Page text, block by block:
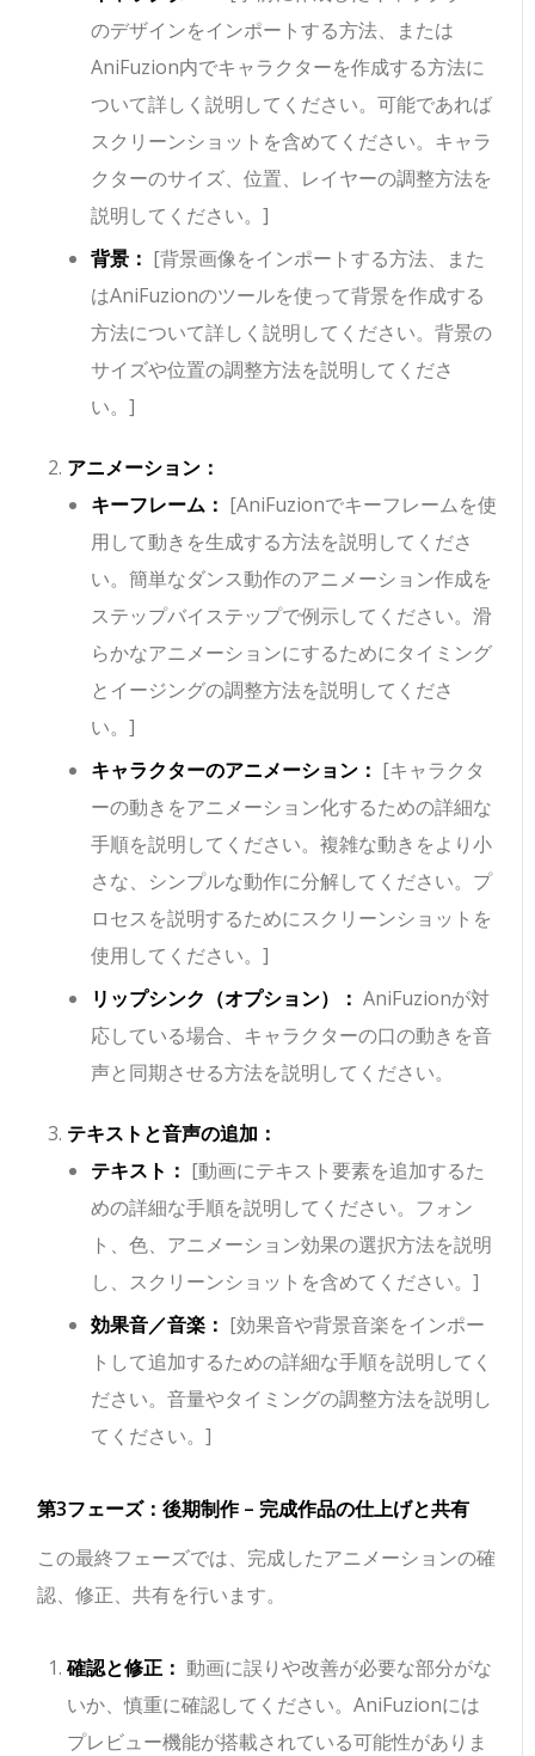
のデザインをインポートする方法、または
AniFuzion内でキャラクターを作成する方法に
ついて詳しく説明してください。可能であれば
スクリーンショットを含めてください。キャラ
クターのサイズ、位置、レイヤーの調整方法を
説明してください。]
背景： [背景画像をインポートする方法、また
はAniFuzionのツールを使って背景を作成する
方法について詳しく説明してください。背景の
サイズや位置の調整方法を説明してくださ
い。]
アニメーション：
キーフレーム： [AniFuzionでキーフレームを使
用して動きを生成する方法を説明してくださ
い。簡単なダンス動作のアニメーション作成を
ステップバイステップで例示してください。滑
らかなアニメーションにするためにタイミング
とイージングの調整方法を説明してくださ
い。]
キャラクターのアニメーション： [キャラクタ
ーの動きをアニメーション化するための詳細な
手順を説明してください。複雑な動きをより小
さな、シンプルな動作に分解してください。プ
ロセスを説明するためにスクリーンショットを
使用してください。]
リップシンク（オプション）： AniFuzionが対
応している場合、キャラクターの口の動きを音
声と同期させる方法を説明してください。
テキストと音声の追加：
テキスト： [動画にテキスト要素を追加するた
めの詳細な手順を説明してください。フォン
ト、色、アニメーション効果の選択方法を説明
し、スクリーンショットを含めてください。]
効果音／音楽： [効果音や背景音楽をインポー
トして追加するための詳細な手順を説明してく
ださい。音量やタイミングの調整方法を説明し
てください。]
第3フェーズ：後期制作 – 完成作品の仕上げと共有
この最終フェーズでは、完成したアニメーションの確
認、修正、共有を行います。
確認と修正： 動画に誤りや改善が必要な部分がな
いか、慎重に確認してください。AniFuzionには
プレビュー機能が搭載されている可能性がありま